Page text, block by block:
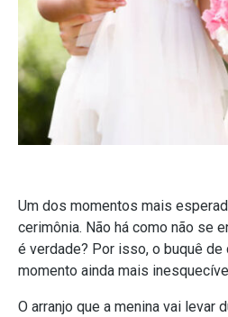
Um dos momentos mais
cerimônia. Não há como não se
é verdade? Por isso, o buquê
momento ainda mais
O arranjo que a menina vai